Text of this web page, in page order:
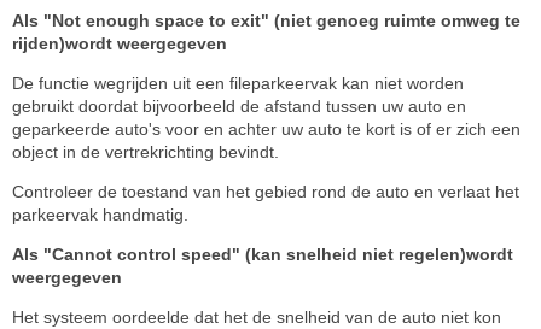
Als "Not enough space to exit" (niet genoeg ruimte omweg te
rijden)wordt weergegeven
De functie wegrijden uit een fileparkeervak kan niet worden
gebruikt doordat bijvoorbeeld de afstand tussen uw auto en
geparkeerde auto's voor en achter uw auto te kort is of er zich een
object in de vertrekrichting bevindt.
Controleer de toestand van het gebied rond de auto en verlaat het
parkeervak handmatig.
Als "Cannot control speed" (kan snelheid niet regelen)wordt
weergegeven
Het systeem oordeelde dat het de snelheid van de auto niet kon